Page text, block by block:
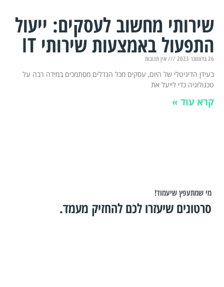
שירותי מחשוב לעסקים: ייעול
התפעול באמצעות שירותי IT
26 בדצמבר 2023 אין תגובות
בעידן הדיגיטלי של היום, עסקים מכל הגדלים מסתמכים במידה רבה על
טכנולוגיה כדי לייעל את
קרא עוד »
מי שמתעפץ שיעמוד!
סרטונים שיעזרו לכם להחזיק מעמד.